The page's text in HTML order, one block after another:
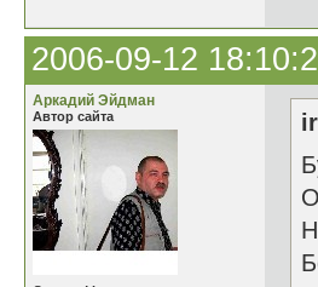
2006-09-12
Аркадий Эйдман
Автор сайта